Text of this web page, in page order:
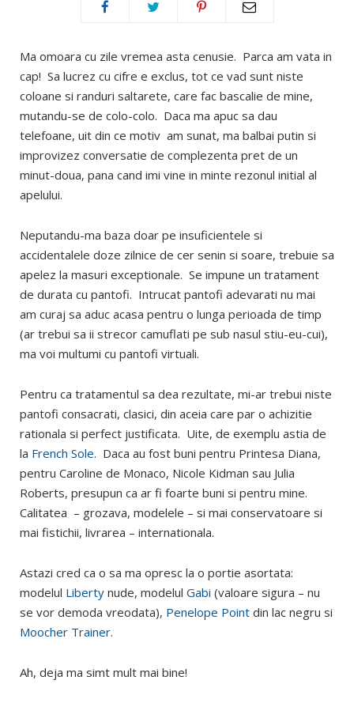
Ma omoara cu zile vremea asta cenusie. Parca am vata in
cap! Sa lucrez cu cifre e exclus, tot ce vad sunt niste
coloane si randuri saltarete, care fac bascalie de mine,
mutandu-se de colo-colo. Daca ma apuc sa dau
telefoane, uit din ce motiv am sunat, ma balbai putin si
improvizez conversatie de complezenta pret de un
minut-doua, pana cand imi vine in minte rezonul initial al
apelului.
Neputandu-ma baza doar pe insuficientele si
accidentalele doze zilnice de cer senin si soare, trebuie sa
apelez la masuri exceptionale. Se impune un tratament
de durata cu pantofi. Intrucat pantofi adevarati nu mai
am curaj sa aduc acasa pentru o lunga perioada de timp
(ar trebui sa ii strecor camuflati pe sub nasul stiu-eu-cui),
ma voi multumi cu pantofi virtuali.
Pentru ca tratamentul sa dea rezultate, mi-ar trebui niste
pantofi consacrati, clasici, din aceia care par o achizitie
rationala si perfect justificata. Uite, de exemplu astia de
la French Sole. Daca au fost buni pentru Printesa Diana,
pentru Caroline de Monaco, Nicole Kidman sau Julia
Roberts, presupun ca ar fi foarte buni si pentru mine.
Calitatea – grozava, modelele – si mai conservatoare si
mai fistichii, livrarea – internationala.
Astazi cred ca o sa ma opresc la o portie asortata:
modelul Liberty nude, modelul Gabi (valoare sigura – nu
se vor demoda vreodata), Penelope Point din lac negru si
Moocher Trainer.
Ah, deja ma simt mult mai bine!